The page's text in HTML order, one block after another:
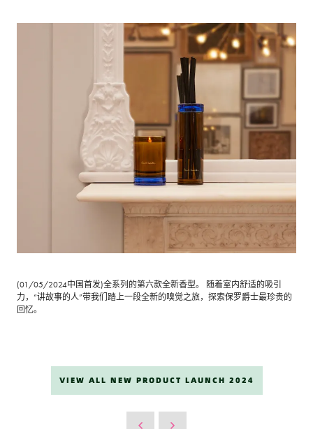
(01/05/2024中国首发)全系列的第六款全新香型。 随着室内舒适的吸引
力，“讲故事的人”带我们踏上一段全新的嗅觉之旅，探索保罗爵士最珍贵的
回忆。
VIEW ALL NEW PRODUCT LAUNCH 2024